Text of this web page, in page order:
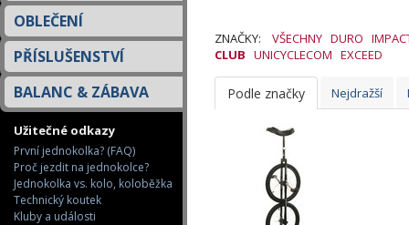
OBLEČENÍ
PŘÍSLUŠENSTVÍ
BALANC & ZÁBAVA
Užitečné odkazy
První jednokolka? (FAQ)
Proč jezdit na jednokolce?
Jednokolka vs. kolo, koloběžka
Technický koutek
Kluby a události
ZNAČKY: VŠECHNY DURO
CLUB UNICYCLECOM EXCEED
Podle značky Nejdražší